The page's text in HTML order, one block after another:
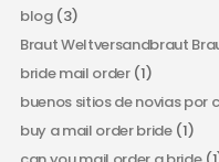
blog(3)
Braut Weltversandbraut
bride mail order(1)
buenos sitios de novias por
buy a mail order bride(1)